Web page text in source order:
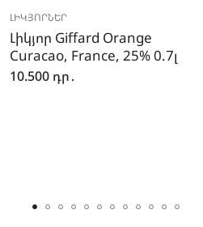
ԼԻԿՅՈՐՆԵՐ
Լիկյոր Giffard Orange
Curacao, France, 25% 0.7լ
10.500 դր․